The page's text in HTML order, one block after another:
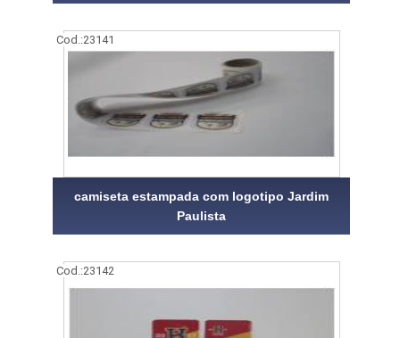
Cod.:23141
camiseta estampada com logotipo Jardim
Paulista
Cod.:23142